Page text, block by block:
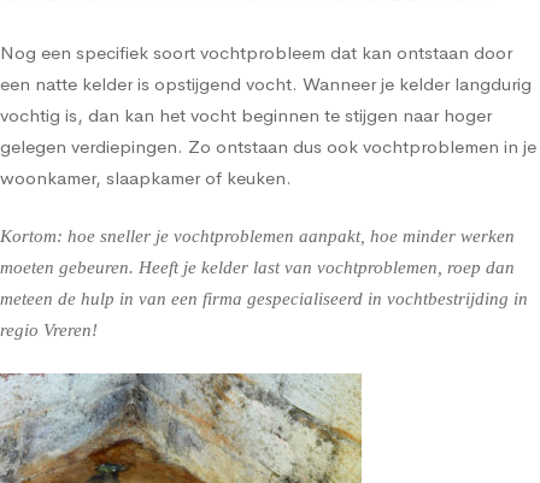
Nog een specifiek soort vochtprobleem dat kan ontstaan door
een natte kelder is opstijgend vocht. Wanneer je kelder langdurig
vochtig is, dan kan het vocht beginnen te stijgen naar hoger
gelegen verdiepingen. Zo ontstaan dus ook vochtproblemen in je
woonkamer, slaapkamer of keuken.
Kortom: hoe sneller je vochtproblemen aanpakt, hoe minder werken
moeten gebeuren. Heeft je kelder last van vochtproblemen, roep dan
meteen de hulp in van een firma gespecialiseerd in vochtbestrijding in
regio Vreren!